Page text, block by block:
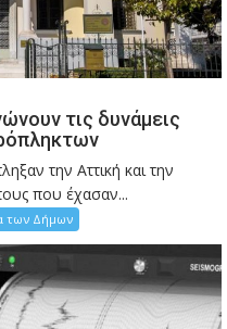
τις δυνάμεις
την Αττική και την
που έχασαν...
των Δήμων